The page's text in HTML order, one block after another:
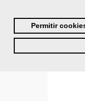
Permitir